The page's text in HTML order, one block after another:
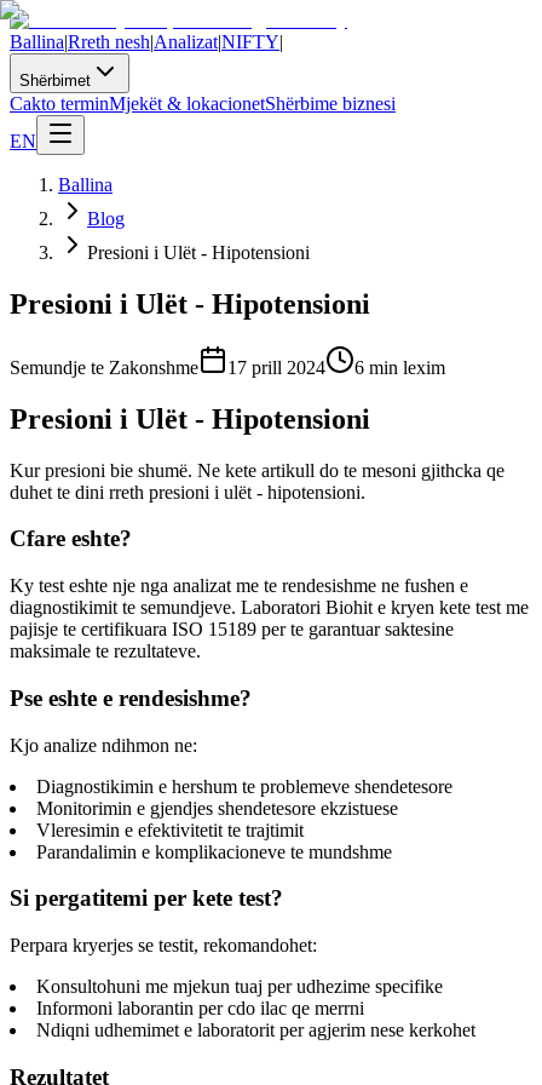
Ballina|Rreth nesh|Analizat|NIFTY|
Shërbimet
Cakto terminMjekët & lokacionetShërbime biznesi
EN
Ballina
Blog
Presioni i Ulët - Hipotensioni
Presioni i Ulët - Hipotensioni
Semundje te Zakonshme 17 prill 2024 6 min lexim
Presioni i Ulët - Hipotensioni
Kur presioni bie shumë. Ne kete artikull do te mesoni gjithcka qe
duhet te dini rreth presioni i ulët - hipotensioni.
Cfare eshte?
Ky test eshte nje nga analizat me te rendesishme ne fushen e
diagnostikimit te semundjeve. Laboratori Biohit e kryen kete test me
pajisje te certifikuara ISO 15189 per te garantuar saktesine
maksimale te rezultateve.
Pse eshte e rendesishme?
Kjo analize ndihmon ne:
Diagnostikimin e hershum te problemeve shendetesore
Monitorimin e gjendjes shendetesore ekzistuese
Vleresimin e efektivitetit te trajtimit
Parandalimin e komplikacioneve te mundshme
Si pergatitemi per kete test?
Perpara kryerjes se testit, rekomandohet:
Konsultohuni me mjekun tuaj per udhezime specifike
Informoni laborantin per cdo ilac qe merrni
Ndiqni udhemimet e laboratorit per agjerim nese kerkohet
Rezultatet